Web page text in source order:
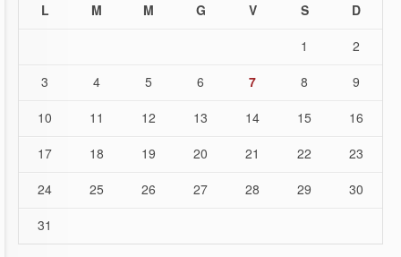
L M M G V S
D
1
2
3
4 5 6 7 8
9
10
11 12 13 14 15
16
17
18 19 20 21 22
23
24
25 26 27 28 29
30
31